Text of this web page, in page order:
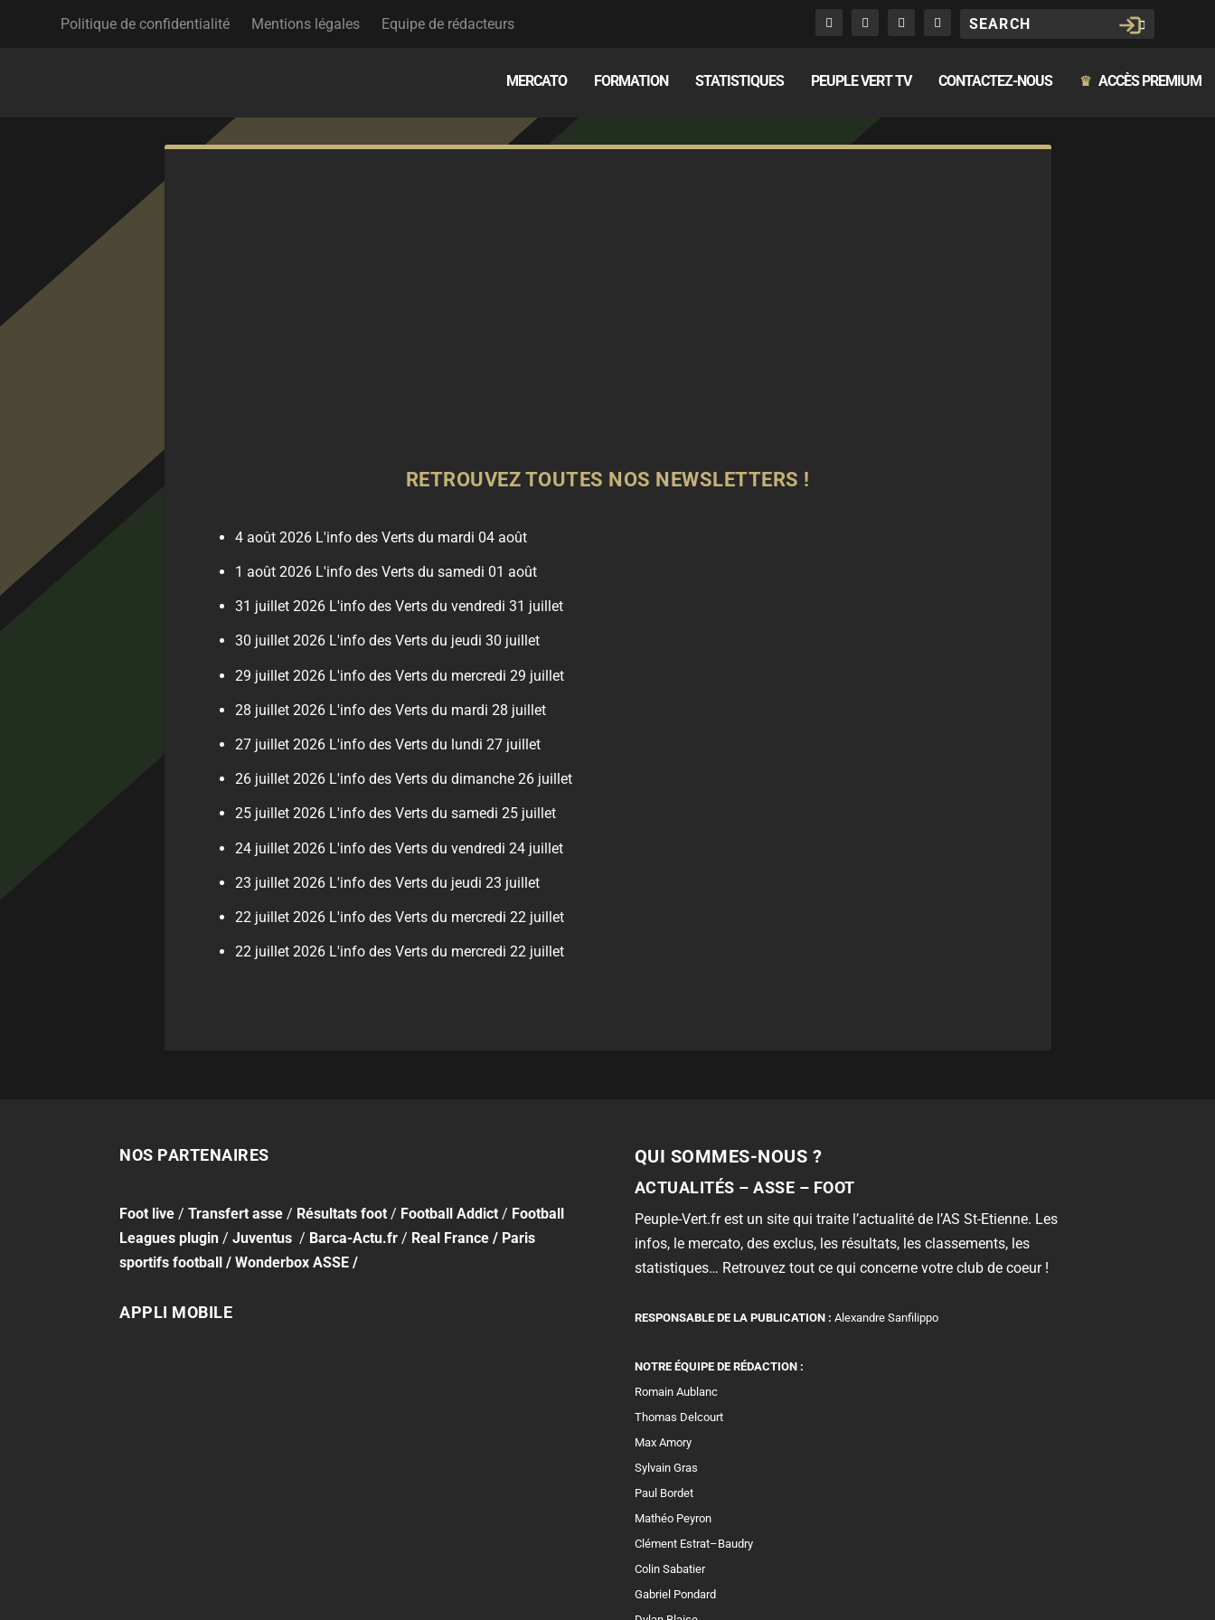
Politique de confidentialité Mentions légales Equipe de rédacteurs
MERCATO FORMATION STATISTIQUES PEUPLE VERT TV CONTACTEZ-NOUS ♛ ACCÈS PREMIUM
RETROUVEZ TOUTES NOS NEWSLETTERS !
4 août 2026 L'info des Verts du mardi 04 août
1 août 2026 L'info des Verts du samedi 01 août
31 juillet 2026 L'info des Verts du vendredi 31 juillet
30 juillet 2026 L'info des Verts du jeudi 30 juillet
29 juillet 2026 L'info des Verts du mercredi 29 juillet
28 juillet 2026 L'info des Verts du mardi 28 juillet
27 juillet 2026 L'info des Verts du lundi 27 juillet
26 juillet 2026 L'info des Verts du dimanche 26 juillet
25 juillet 2026 L'info des Verts du samedi 25 juillet
24 juillet 2026 L'info des Verts du vendredi 24 juillet
23 juillet 2026 L'info des Verts du jeudi 23 juillet
22 juillet 2026 L'info des Verts du mercredi 22 juillet
22 juillet 2026 L'info des Verts du mercredi 22 juillet
NOS PARTENAIRES
Foot live / Transfert asse / Résultats foot / Football Addict / Football
Leagues plugin / Juventus / Barca-Actu.fr / Real France / Paris
sportifs football / Wonderbox ASSE /
APPLI MOBILE
QUI SOMMES-NOUS ?
ACTUALITÉS – ASSE – FOOT
Peuple-Vert.fr est un site qui traite l’actualité de l’AS St-Etienne. Les
infos, le mercato, des exclus, les résultats, les classements, les
statistiques… Retrouvez tout ce qui concerne votre club de coeur !
RESPONSABLE DE LA PUBLICATION : Alexandre Sanfilippo
NOTRE ÉQUIPE DE RÉDACTION :
Romain Aublanc
Thomas Delcourt
Max Amory
Sylvain Gras
Paul Bordet
Mathéo Peyron
Clément Estrat–Baudry
Colin Sabatier
Gabriel Pondard